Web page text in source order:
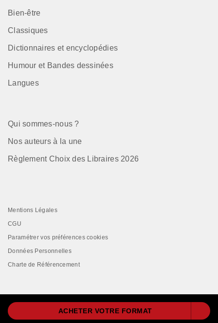
ACHETER VOTRE FORMAT
Bien-être
Classiques
Dictionnaires et encyclopédies
Humour et Bandes dessinées
Langues
Qui sommes-nous ?
Nos auteurs à la une
Règlement Choix des Libraires 2026
Mentions Légales
CGU
Paramétrer vos préférences cookies
Données Personnelles
Charte de Référencement
LIVRE DE POCHE© 2026